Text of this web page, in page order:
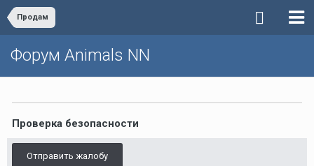
Продам
Форум Animals NN
Проверка безопасности
Отправить жалобу